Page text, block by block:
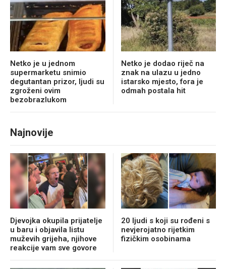
Netko je u jednom
supermarketu snimio
degutantan prizor, ljudi su
zgroženi ovim
bezobrazlukom
Netko je dodao riječ na
znak na ulazu u jedno
istarsko mjesto, fora je
odmah postala hit
Najnovije
Djevojka okupila prijatelje
u baru i objavila listu
muževih grijeha, njihove
reakcije vam sve govore
20 ljudi s koji su rođeni s
nevjerojatno rijetkim
fizičkim osobinama